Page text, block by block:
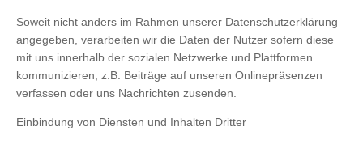
Soweit nicht anders im Rahmen unserer Datenschutzerklärung
angegeben, verarbeiten wir die Daten der Nutzer sofern diese
mit uns innerhalb der sozialen Netzwerke und Plattformen
kommunizieren, z.B. Beiträge auf unseren Onlinepräsenzen
verfassen oder uns Nachrichten zusenden.
Einbindung von Diensten und Inhalten Dritter